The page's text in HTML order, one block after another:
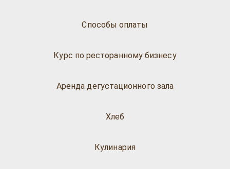
Способы оплаты
Курс по ресторанному бизнесу
Аренда дегустационного зала
Хлеб
Кулинария